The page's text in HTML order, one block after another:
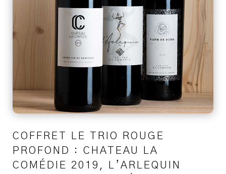
COFFRET LE TRIO ROUGE
PROFOND : CHATEAU LA
COMÉDIE 2019, L’ARLEQUIN